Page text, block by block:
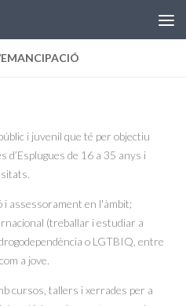
i juvenil que té per objectiu
d’Esplugues de 16 a 35 anys i
i assessorament en l'àmbit;
(treballar i estudiar a
o LGTBIQ, entre
a jove.
cursos, tallers i xerrades per a